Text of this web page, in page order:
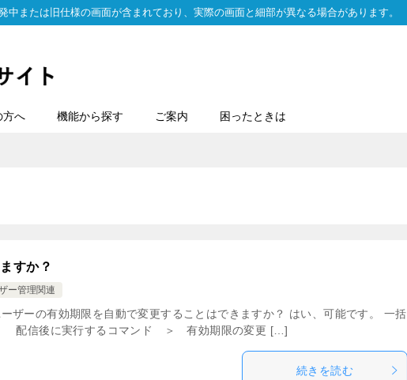
または旧仕様の画面が含まれており、実際の画面と細部が異なる場合があります。
方へ 機能から探す ご案内 困ったときは
すか？
ー管理関連
ザーの有効期限を自動で変更することはできますか？ はい、可能です。 一括
配信後に実行するコマンド ＞ 有効期限の変更 […]
続きを読む